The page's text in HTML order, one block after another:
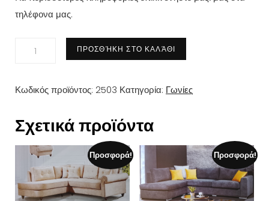
τηλέφονα μας.
Καναπές
ποσότητα
ΠΡΟΣΘΉΚΗ ΣΤΟ ΚΑΛΆΘΙ
Κωδικός προϊόντος: 2503 Κατηγορία: Γωνίες
Σχετικά προϊόντα
Προσφορά! Προσφορά!